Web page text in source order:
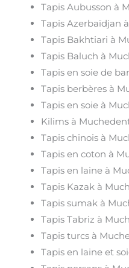
Tapis Aubusson à
Tapis Azerbaïdjan
Tapis Bakhtiari à
Tapis Baluch à
Tapis en soie de
Tapis berbères à
Tapis en soie à
Kilims à
Tapis chinois à
Tapis en coton à
Tapis en laine à
Tapis Kazak à
Tapis sumak à
Tapis Tabriz à
Tapis turcs à
Tapis en laine et